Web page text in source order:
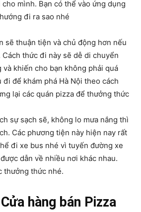
mình. Bạn có thể vào ứng dụng
đi ra sao nhé
sẽ thuận tiện và chủ động hơn nếu
Cách thức đi này sẽ dễ di chuyển
khiến cho bạn không phải quá
đi để khám phá Hà Nội theo cách
lại các quán pizza để thưởng thức
sự sạch sẽ, không lo mưa nắng thì
Các phương tiện này hiện nay rất
đi xe bus nhé vì tuyến đường xe
dẫn về nhiều nơi khác nhau.
thưởng thức nhé.
hàng bán Pizza